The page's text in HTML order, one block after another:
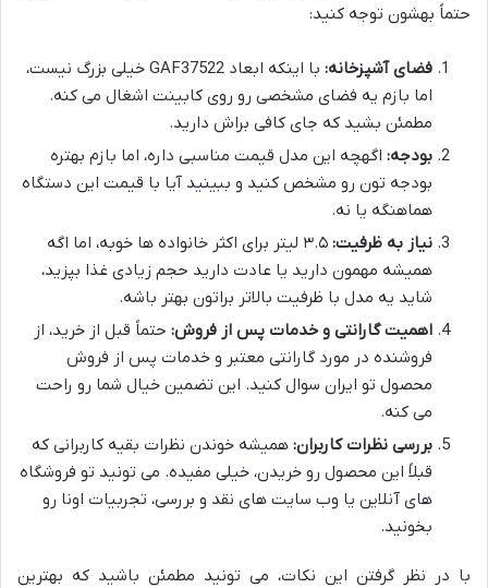
حتماً بهشون توجه کنید:
فضای آشپزخانه:
با اینکه ابعاد GAF37522 خیلی بزرگ نیست،
اما بازم یه فضای مشخصی رو روی کابینت اشغال می کنه.
مطمئن بشید که جای کافی براش دارید.
بودجه: اگهچه این مدل قیمت مناسبی داره، اما بازم بهتره
بودجه تون رو مشخص کنید و ببینید آیا با قیمت این دستگاه
هماهنگه یا نه.
نیاز به ظرفیت:
۳.۵ لیتر برای اکثر خانواده ها خوبه، اما اگه
همیشه مهمون دارید یا عادت دارید حجم زیادی غذا بپزید،
شاید یه مدل با ظرفیت بالاتر براتون بهتر باشه.
اهمیت گارانتی و خدمات پس از فروش: حتماً قبل از خرید، از
فروشنده در مورد گارانتی معتبر و خدمات پس از فروش
محصول تو ایران سوال کنید. این تضمین خیال شما رو راحت
می کنه.
بررسی نظرات کاربران: همیشه خوندن نظرات بقیه کاربرانی که
قبلاً این محصول رو خریدن، خیلی مفیده. می تونید تو فروشگاه
های آنلاین یا وب سایت های نقد و بررسی، تجربیات اونا رو
بخونید.
با در نظر گرفتن این نکات، می تونید مطمئن باشید که بهترین